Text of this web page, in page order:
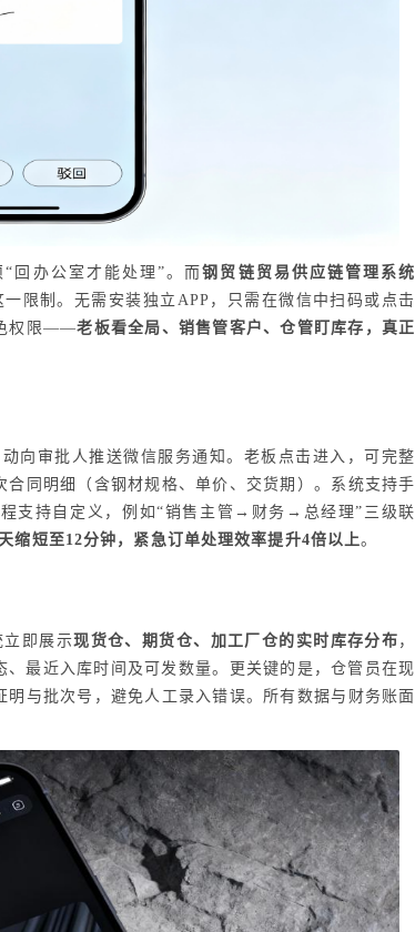
回办公室才能处理”。而钢贸链贸易供应链管理系统
限制。无需安装独立APP，只需在微信中扫码或点击
色权限——老板看全局、销售管客户、仓管盯库存，真正
动向审批人推送微信服务通知。老板点击进入，可完整
同明细（含钢材规格、单价、交货期）。系统支持手
支持自定义，例如“销售主管→财务→总经理”三级联
缩短至12分钟，紧急订单处理效率提升4倍以上。
立即展示现货仓、期货仓、加工厂仓的实时库存分布 ，
最近入库时间及可发数量。更关键的是，仓管员在现
与批次号，避免人工录入错误。所有数据与财务账面